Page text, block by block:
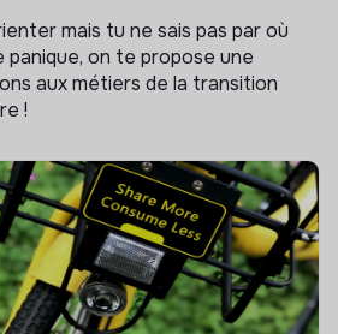
mais tu ne sais pas par où
panique, on te propose une
aux métiers de la transition
!